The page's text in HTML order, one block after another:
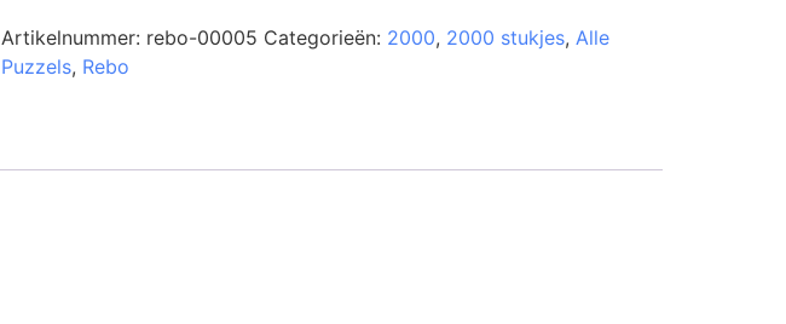
Artikelnummer: rebo-00005 Categorieën: 2000, 2000 stukjes, Alle
Puzzels, Rebo